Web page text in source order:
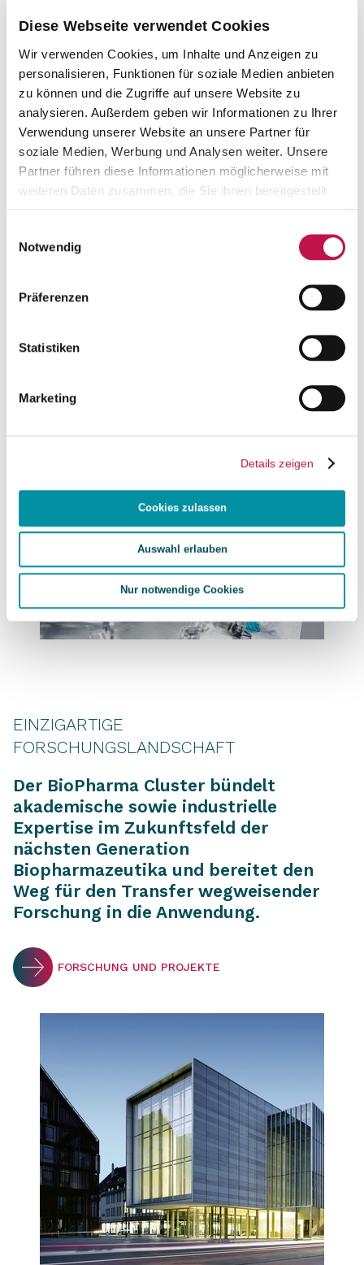
Diese Webseite verwendet Cookies
Wir verwenden Cookies, um Inhalte und Anzeigen zu
personalisieren, Funktionen für soziale Medien anbieten
zu können und die Zugriffe auf unsere Website zu
analysieren. Außerdem geben wir Informationen zu Ihrer
Verwendung unserer Website an unsere Partner für
soziale Medien, Werbung und Analysen weiter. Unsere
Partner führen diese Informationen möglicherweise mit
weiteren Daten zusammen, die Sie ihnen bereitgestellt
Notwendig
Präferenzen
Statistiken
Marketing
Details zeigen
Cookies zulassen
Auswahl erlauben
Nur notwendige Cookies
Knowhow eröffnen die Akteure der
Region zwischen Ulm und Bodensee
für Erkrankte weltweit.
WAS WIR TUN
EINZIGARTIGE
FORSCHUNGSLANDSCHAFT
Der BioPharma Cluster bündelt
akademische sowie industrielle
Expertise im Zukunftsfeld der
nächsten Generation
Biopharmazeutika und bereitet den
Weg für den Transfer wegweisender
Forschung in die Anwendung.
FORSCHUNG UND PROJEKTE